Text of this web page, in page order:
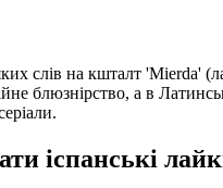
слів на кшталт 'Mierda'
блюзнірство, а в
іспанські